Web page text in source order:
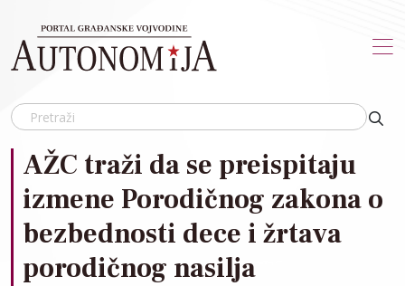
AŽC traži da se preispitaju
izmene Porodičnog zakona o
bezbednosti dece i žrtava
porodičnog nasilja